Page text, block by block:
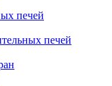
печей
печей